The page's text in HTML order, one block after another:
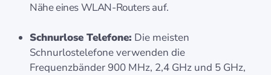
Nähe eines WLAN-Routers auf.
Schnurlose Telefone: Die meisten
Schnurlostelefone verwenden die
Frequenzbänder 900 MHz, 2,4 GHz und 5 GHz,